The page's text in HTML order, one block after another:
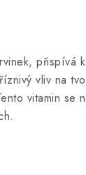
přispívá
vliv na
vitamin